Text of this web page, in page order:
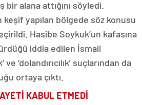
bir alana attığını söyledi.
yapılan bölgede söz konusu
Hasibe Soykuk’un kafasına
iddia edilen İsmail
ve ‘dolandırıcılık’ suçlarından da
ortaya çıktı.
KABUL ETMEDİ